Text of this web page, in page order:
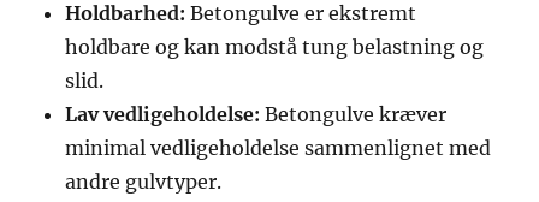
Holdbarhed: Betongulve er ekstremt
holdbare og kan modstå tung belastning og
slid.
Lav vedligeholdelse: Betongulve kræver
minimal vedligeholdelse sammenlignet med
andre gulvtyper.